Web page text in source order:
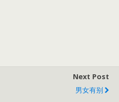
Next Post
男女有别